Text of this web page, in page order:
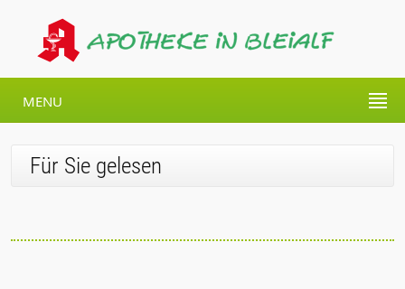
MENU
Für Sie gelesen